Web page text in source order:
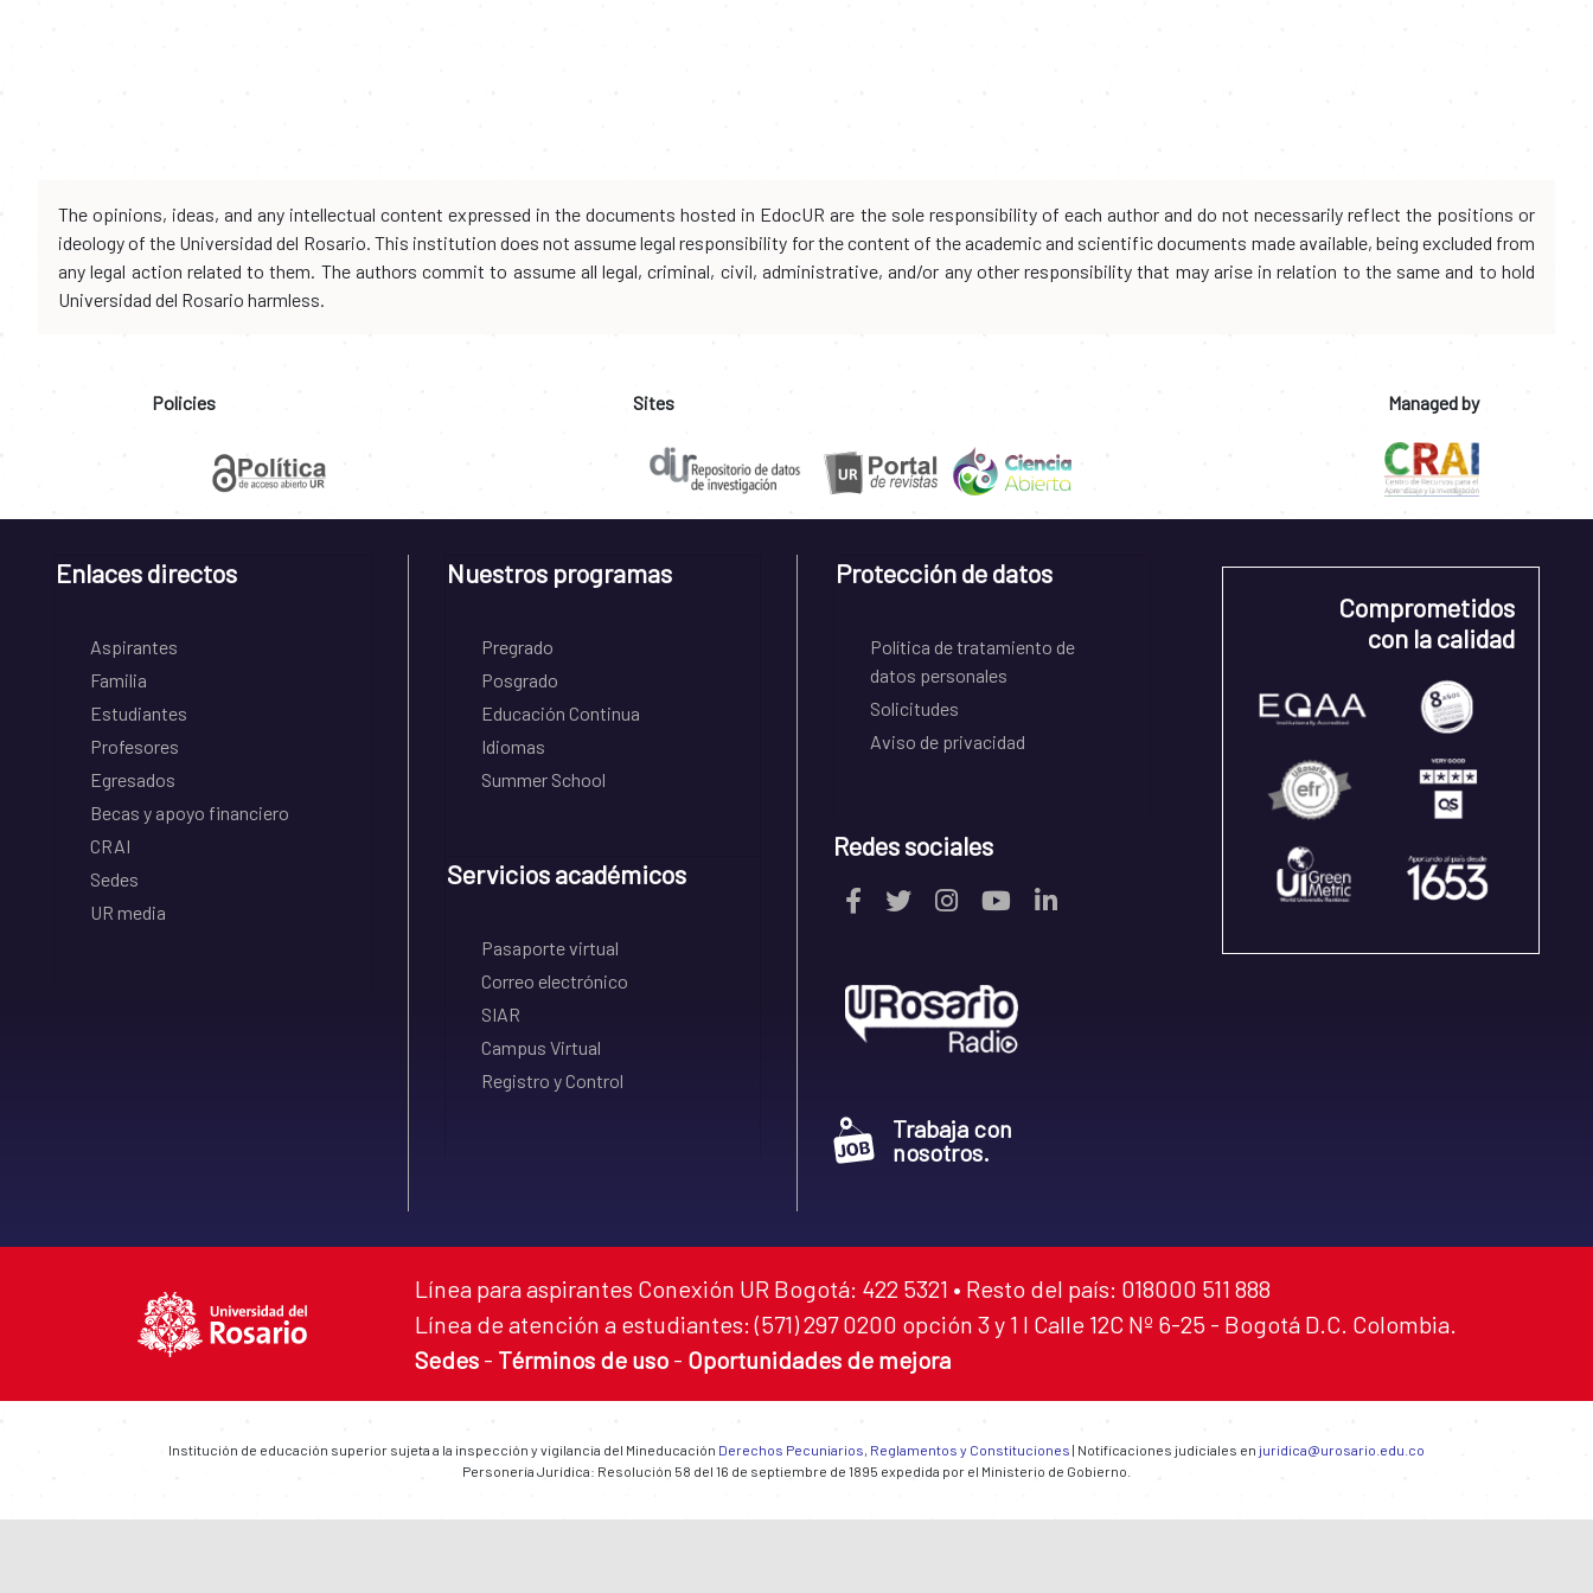
The opinions, ideas, and any intellectual content expressed in the documents hosted in EdocUR are the sole responsibility of each author and do not necessarily reflect the positions or
ideology of the Universidad del Rosario. This institution does not assume legal responsibility for the content of the academic and scientific documents made available, being excluded from
any legal action related to them. The authors commit to assume all legal, criminal, civil, administrative, and/or any other responsibility that may arise in relation to the same and to hold
Universidad del Rosario harmless.
Policies Sites Managed by
Enlaces directos
Aspirantes
Familia
Estudiantes
Profesores
Egresados
Becas y apoyo financiero
CRAI
Sedes
UR media
Nuestros programas
Pregrado
Posgrado
Educación Continua
Idiomas
Summer School
Servicios académicos
Pasaporte virtual
Correo electrónico
SIAR
Campus Virtual
Registro y Control
Protección de datos
Política de tratamiento de
datos personales
Solicitudes
Aviso de privacidad
Redes sociales
Trabaja con
nosotros.
Comprometidos
con la calidad
Línea para aspirantes Conexión UR Bogotá: 422 5321 • Resto del país: 018000 511 888
Línea de atención a estudiantes: (571) 297 0200 opción 3 y 1 I Calle 12C Nº 6-25 - Bogotá D.C. Colombia.
Sedes - Términos de uso - Oportunidades de mejora
Institución de educación superior sujeta a la inspección y vigilancia del Mineducación Derechos Pecuniarios, Reglamentos y Constituciones | Notificaciones judiciales en juridica@urosario.edu.co
Personería Jurídica: Resolución 58 del 16 de septiembre de 1895 expedida por el Ministerio de Gobierno.